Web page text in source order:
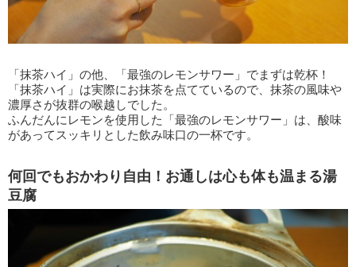
「抹茶ハイ」の他、「最強のレモンサワー」でまずは乾杯！
「抹茶ハイ」は実際にお抹茶を点てているので、抹茶の風味や
濃厚さが抜群の喉越しでした。
ふんだんにレモンを使用した「最強のレモンサワー」は、酸味
があってスッキリとした飲み味口の一杯です。
何回でもおかわり自由！お通しは心も体も温まる湯
豆腐